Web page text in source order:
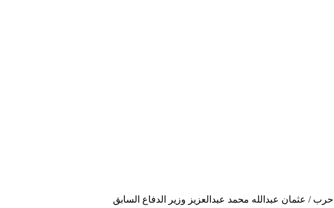
حرب / عثمان عبدالله محمد عبدالعزيز وزير الدفاع السابق